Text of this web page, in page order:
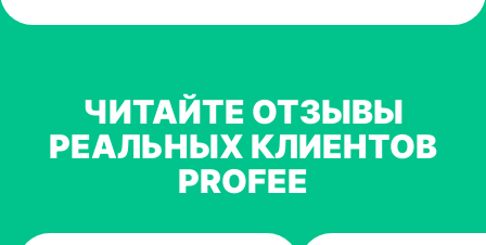
ЧИТАЙТЕ ОТЗЫВЫ
РЕАЛЬНЫХ КЛИЕНТОВ
PROFEE